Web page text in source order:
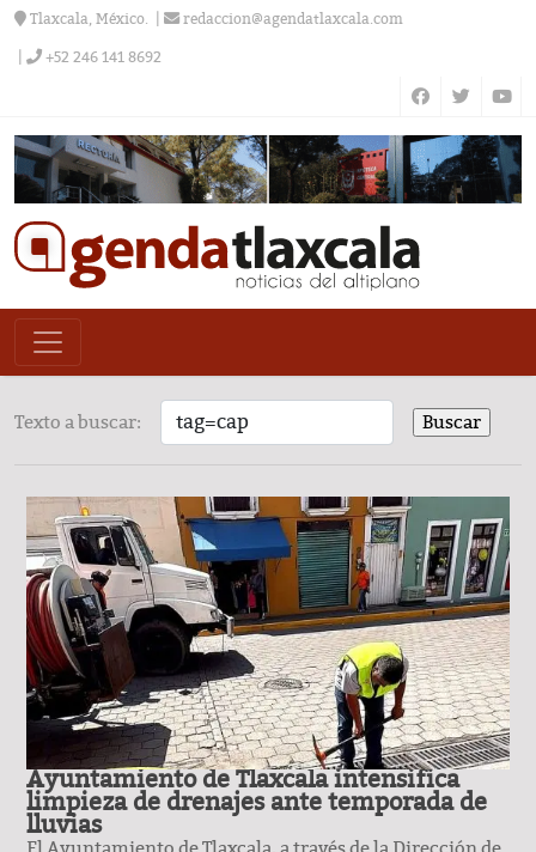
Tlaxcala, México. redaccion@agendatlaxcala.com
+52 246 141 8692
Texto a buscar:
Ayuntamiento de Tlaxcala intensifica
limpieza de drenajes ante temporada de
lluvias